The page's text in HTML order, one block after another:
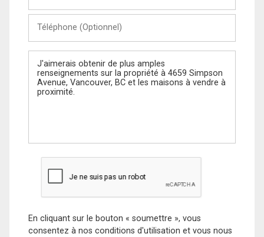
(Optionnel)
Message
En cliquant sur le bouton « soumettre », vous
consentez à nos conditions d'utilisation et vous nous